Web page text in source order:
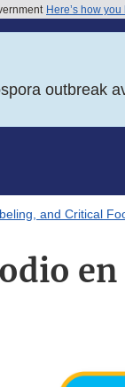
Here’s how
outbreak
and Critical